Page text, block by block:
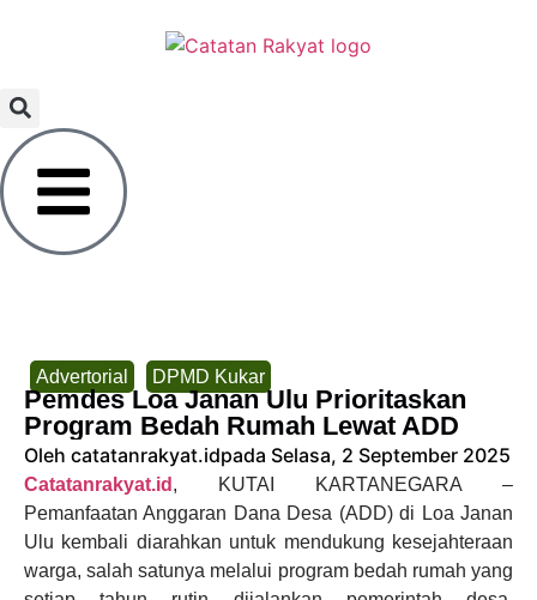
Advertorial DPMD Kukar
Pemdes Loa Janan Ulu Prioritaskan
Program Bedah Rumah Lewat ADD
Oleh catatanrakyat.idpada Selasa, 2 September 2025
Catatanrakyat.id , KUTAI KARTANEGARA –
Pemanfaatan Anggaran Dana Desa (ADD) di Loa Janan
Ulu kembali diarahkan untuk mendukung kesejahteraan
warga, salah satunya melalui program bedah rumah yang